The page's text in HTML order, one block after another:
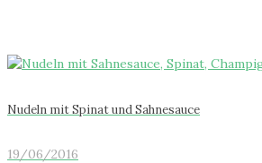
Nudeln mit Spinat und Sahnesauce
19/06/2016